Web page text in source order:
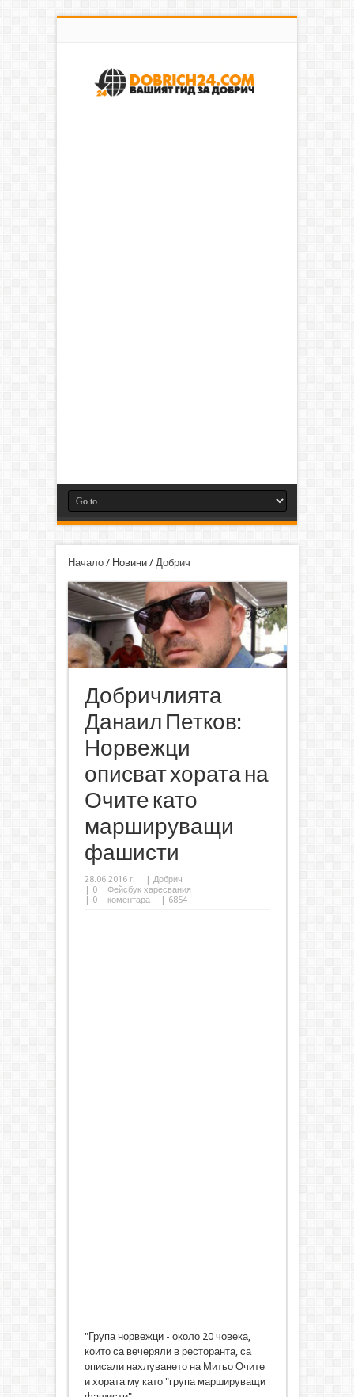
Начало/ Новини/ Добрич
Добричлията
Данаил Петков:
Норвежци
описват хората на
Очите като
маршируващи
фашисти
28.06.2016 г.
Добрич
0
Фейсбук харесвания
0 коментара | 6854
"Група норвежци - около 20 човека,
които са вечеряли в ресторанта, са
описали нахлуването на Митьо Очите
и хората му като "група маршируващи